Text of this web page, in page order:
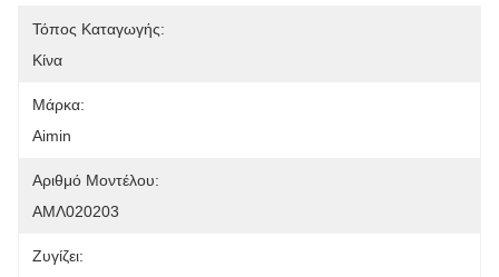
Τόπος Καταγωγής:
Κίνα
Μάρκα:
Aimin
Αριθμό Μοντέλου:
ΑΜΛ020203
Ζυγίζει: